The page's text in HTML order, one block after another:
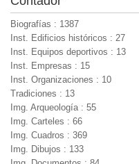
Biografías : 1387
Inst. Edificios históricos : 27
Inst. Equipos deportivos : 13
Inst. Empresas : 15
Inst. Organizaciones : 10
Tradiciones : 13
Img. Arqueología : 55
Img. Carteles : 66
Img. Cuadros : 369
Img. Dibujos : 133